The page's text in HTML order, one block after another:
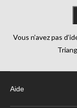
Vous n’avez pas
Aide